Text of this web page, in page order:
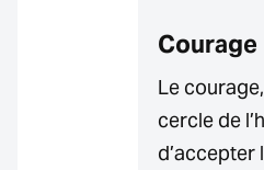
Courage
Le
cercle de
d’accepter